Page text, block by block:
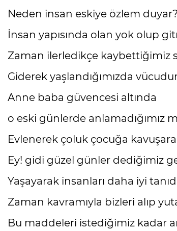
Neden insan eskiye özlem duyar?
İnsan yapısında olan yok olup
Zaman ilerledikçe kaybettiğimiz
Giderek yaşlandığımızda
Anne baba güvencesi altında
o eski günlerde anlamadığımız
Evlenerek çoluk çocuğa
Ey! gidi güzel günler dediğimiz
Yaşayarak insanları daha iyi
Zaman kavramıyla bizleri alıp
Bu maddeleri istediğimiz kadar